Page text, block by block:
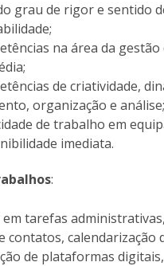
grau de rigor e sentido
na área da gestão
de criatividade,
organização e análise;
de trabalho em
imediata.
:
tarefas
contatos, calendarização
de plataformas